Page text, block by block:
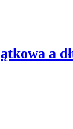
a